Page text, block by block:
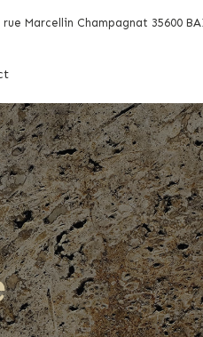
rue Marcellin Champagnat 35600